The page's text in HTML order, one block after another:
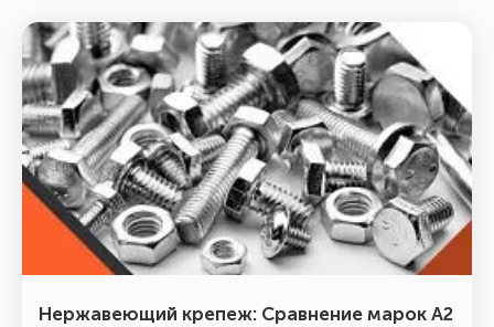
Нержавеющий крепеж: Сравнение марок А2